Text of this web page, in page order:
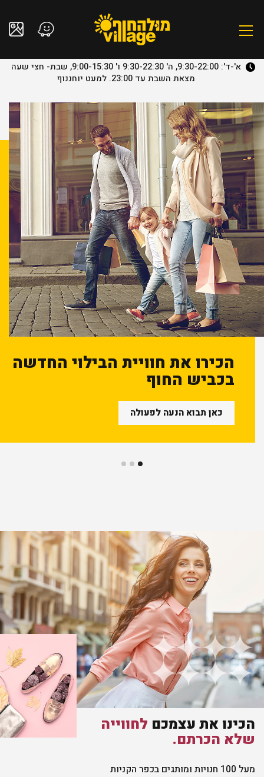
א'-ד': 9:30-22:00, ה' 9:30-22:30 ו' 9:00-15:30, שבת- חצי שעה
מצאת השבת עד 23:00. למעט יוחננוף
הכירו את חוויית הבילוי החדשה
בכביש החוף
כאן תבוא הנעה לפעולה
הכינו את עצמכם לחווייה
שלא הכרתם.
מעל 100 חנויות ומותגים בכפר הקניות